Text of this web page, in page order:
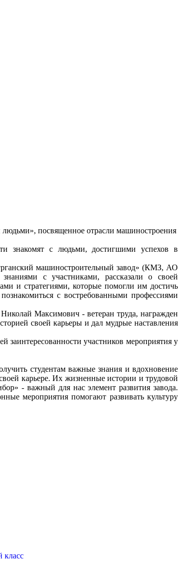
посвященное отрасли машиностроения
знакомят с людьми, достигшими успехов в
машиностроительный завод» (КМЗ, АО
с участниками, рассказали о своей
и стратегиями, которые помогли им достичь
с востребованными профессиями
Максимович - ветеран труда, награжден
своей карьеры и дал мудрые наставления
заинтересованности участников мероприятия у
студентам важные знания и вдохновение
карьере. Их жизненные истории и трудовой
- важный для нас элемент развития завода.
мероприятия помогают развивать культуру